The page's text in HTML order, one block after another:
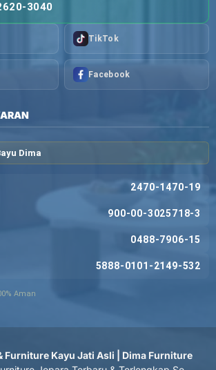
3040
TikTok
Facebook
Dima
2470-1470-19
900-00-3025718-3
0488-7906-15
5888-0101-2149-532
Aman
Furniture Kayu Jati Asli | Dima Furniture